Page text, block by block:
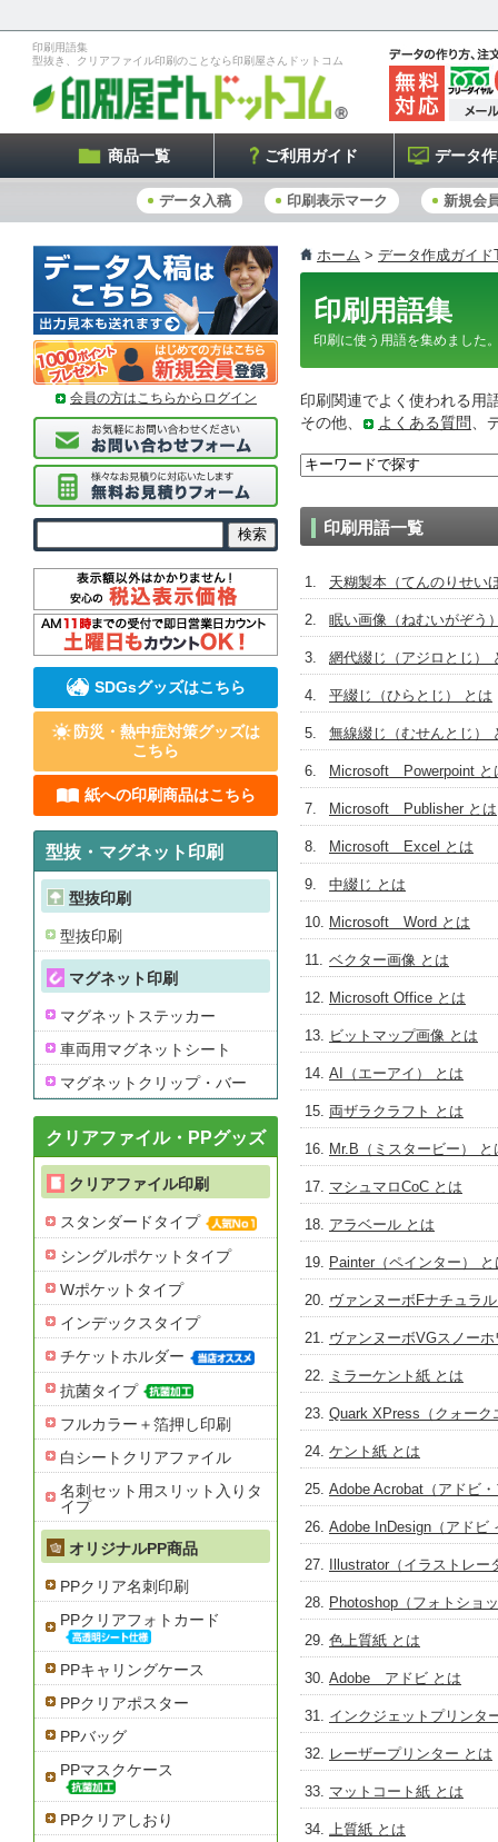
印刷用語集
型抜き、クリアファイル印刷のことなら印刷屋さんドットコム
商品一覧 ご利用ガイド データ
データ入稿 印刷表示マーク 新規会
ホーム > データ作成ガイド
印刷用語集
印刷に使う用語を集めました
印刷関連でよく使われる用
その他、
よくある質問 、
印刷用語一覧
天糊製本（てんのりせい
眠い画像（ねむいがぞう
網代綴じ（アジロとじ）
平綴じ（ひらとじ） とは
無線綴じ（むせんとじ）
Microsoft Powerpoint と
Microsoft Publisher とは
Microsoft Excel とは
中綴じ とは
Microsoft Word とは
ベクター画像 とは
Microsoft Office とは
ビットマップ画像 とは
AI（エーアイ） とは
両ザラクラフト とは
Mr.B（ミスタービー） と
マシュマロCoC とは
アラベール とは
Painter（ペインター） と
ヴァンヌーボFナチュラ
ヴァンヌーボVGスノー
ミラーケント紙 とは
Quark XPress（クォーク
ケント紙 とは
Adobe Acrobat（アドビ
Adobe InDesign（アドビ
Illustrator（イラストレー
Photoshop（フォトショ
色上質紙 とは
Adobe アドビ とは
インクジェットプリンタ
レーザープリンター とは
マットコート紙 とは
上質紙 とは
会員の方はこちらからログイン
SDGsグッズはこちら
防災・熱中症対策グッズは
こちら
紙への印刷商品はこちら
型抜・マグネット印刷
型抜印刷
型抜印刷
マグネット印刷
マグネットステッカー
車両用マグネットシート
マグネットクリップ・バー
クリアファイル・PPグッズ
クリアファイル印刷
スタンダードタイプ
シングルポケットタイプ
Wポケットタイプ
インデックスタイプ
チケットホルダー
抗菌タイプ
フルカラー＋箔押し印刷
白シートクリアファイル
名刺セット用スリット入りタ
イプ
オリジナルPP商品
PPクリア名刺印刷
PPクリアフォトカード
PPキャリングケース
PPクリアポスター
PPバッグ
PPマスクケース
PPクリアしおり